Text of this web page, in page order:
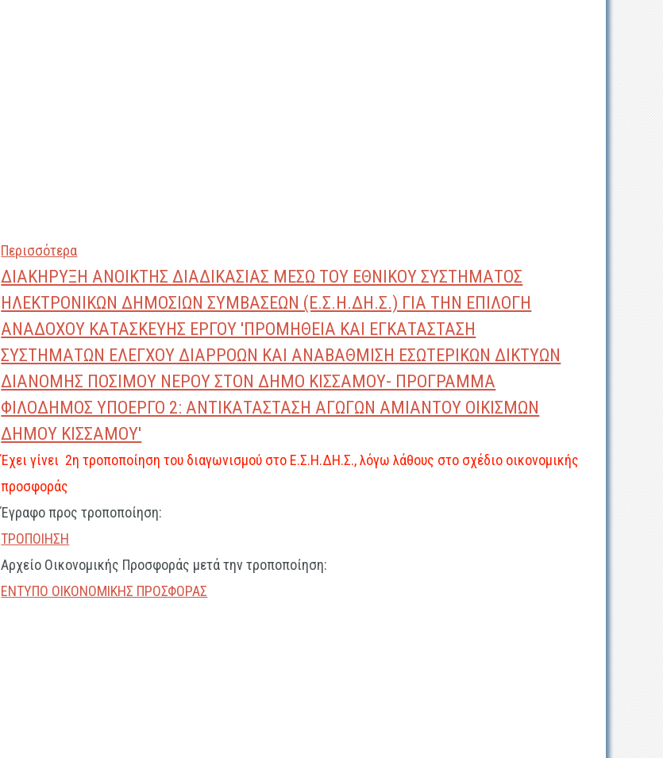
Περισσότερα
ΔΙΑΚΗΡΥΞΗ ΑΝΟΙΚΤΗΣ ΔΙΑΔΙΚΑΣΙΑΣ ΜΕΣΩ ΤΟΥ ΕΘΝΙΚΟΥ ΣΥΣΤΗΜΑΤΟΣ
ΗΛΕΚΤΡΟΝΙΚΩΝ ΔΗΜΟΣΙΩΝ ΣΥΜΒΑΣΕΩΝ (Ε.Σ.Η.ΔΗ.Σ.) ΓΙΑ ΤΗΝ ΕΠΙΛΟΓΗ
ΑΝΑΔΟΧΟΥ ΚΑΤΑΣΚΕΥΗΣ ΕΡΓΟΥ 'ΠΡΟΜΗΘΕΙΑ ΚΑΙ ΕΓΚΑΤΑΣΤΑΣΗ
ΣΥΣΤΗΜΑΤΩΝ ΕΛΕΓΧΟΥ ΔΙΑΡΡΟΩΝ ΚΑΙ ΑΝΑΒΑΘΜΙΣΗ ΕΣΩΤΕΡΙΚΩΝ ΔΙΚΤΥΩΝ
ΔΙΑΝΟΜΗΣ ΠΟΣΙΜΟΥ ΝΕΡΟΥ ΣΤΟΝ ΔΗΜΟ ΚΙΣΣΑΜΟΥ- ΠΡΟΓΡΑΜΜΑ
ΦΙΛΟΔΗΜΟΣ ΥΠΟΕΡΓΟ 2: ΑΝΤΙΚΑΤΑΣΤΑΣΗ ΑΓΩΓΩΝ ΑΜΙΑΝΤΟΥ ΟΙΚΙΣΜΩΝ
ΔΗΜΟΥ ΚΙΣΣΑΜΟΥ'
Έχει γίνει 2η τροποποίηση του διαγωνισμού στο Ε.Σ.Η.ΔΗ.Σ., λόγω λάθους στο σχέδιο οικονομικής
προσφοράς
Έγραφο προς τροποποίηση:
ΤΡΟΠΟΙΗΣΗ
Αρχείο Οικονομικής Προσφοράς μετά την τροποποίηση:
ΕΝΤΥΠΟ ΟΙΚΟΝΟΜΙΚΗΣ ΠΡΟΣΦΟΡΑΣ